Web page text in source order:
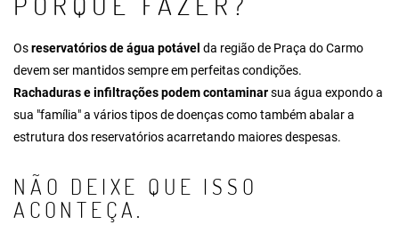
Osreservatórios de água potável da região de Praça do Carmo
devem ser mantidos sempre em perfeitas condições.
Rachaduras e infiltrações podem contaminarsua água expondo a
sua "família" a vários tipos de doenças como também abalar a
estrutura dos reservatórios acarretando maiores despesas.
NÃO DEIXE QUE ISSO
ACONTEÇA.